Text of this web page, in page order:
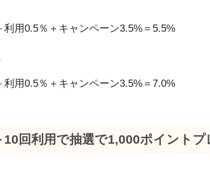
利用0.5％＋キャンペーン3.5%＝5.5%
利用0.5％＋キャンペーン3.5%＝7.0%
10回利用で抽選で1,000ポイントプ